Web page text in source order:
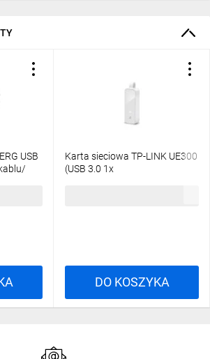
USB
Karta sieciowa TP-LINK UE300
(USB 3.0 1x
DO KOSZYKA